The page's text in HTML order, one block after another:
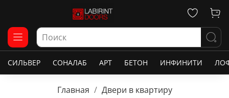
СИЛЬВЕР СОНАЛАБ АРТ БЕТОН ИНФИНИТИ
Главная Двери в квартиру